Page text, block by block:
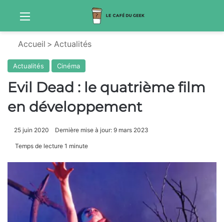
Menu
Accueil > Actualités
Actualités Cinéma
Evil Dead : le quatrième film
en développement
25 juin 2020 Dernière mise à jour: 9 mars 2023
Temps de lecture 1 minute